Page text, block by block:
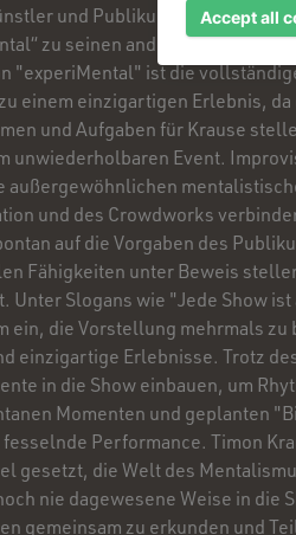
und Publikum auf
zu seinen anderen Tourneen?
"experiMental" ist die
einem einzigartigen Erlebnis,
und Aufgaben für Krause
unwiederholbaren Event.
außergewöhnlichen
und des Crowdworks
auf die Vorgaben des
Fähigkeiten unter Beweis
Unter Slogans wie "Jede Show
ein, die Vorstellung mehrmals
einzigartige Erlebnisse. Trotz
in die Show einbauen, um
Momenten und geplanten
Performance. Timon
gesetzt, die Welt des
nie dagewesene Weise in die
gemeinsam zu erkunden und
Accept all